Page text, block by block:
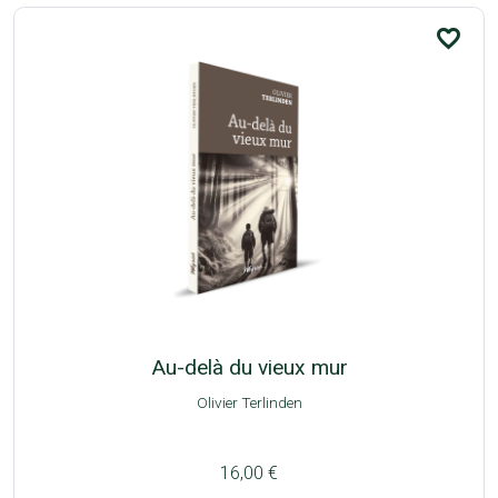
favorite_border
Au-delà du vieux mur
Olivier Terlinden
16,00 €